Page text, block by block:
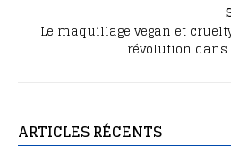
Le maquillage vegan et
révolution dans
ARTICLES RÉCENTS